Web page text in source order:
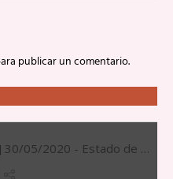
publicar un comentario.